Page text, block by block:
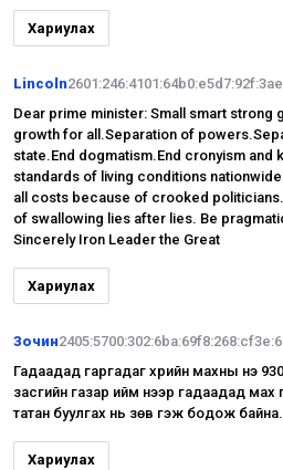
Хариулах
Lincoln
Dear prime minister: Small smart
growth for all.Separation of
state.End dogmatism.End cronyism and
standards of living conditions
all costs because of crooked
of swallowing lies after lies. Be
Sincerely Iron Leader the Great
Хариулах
Зочин
Гадаадад гаргадаг үхрийн махны үнэ
засгийн газар ийм үнээр гадаадад
татан буулгах нь зөв гэж бодож байна.
Хариулах